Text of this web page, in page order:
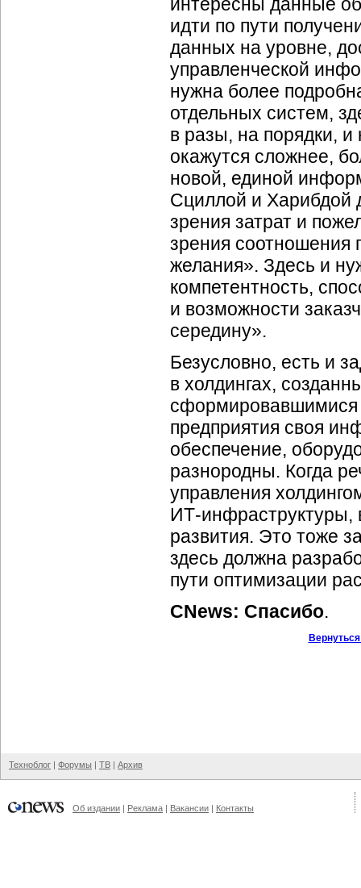
идти по пути
данных на уровне,
управленческой
нужна более
отдельных систем,
в разы, на порядки, и
окажутся сложнее,
новой, единой
Сциллой и Харибдой
зрения затрат и
зрения соотношения
желания». Здесь и
компетентность,
и возможности
середину».
Безусловно, есть и
в холдингах,
предприятия своя
обеспечение,
разнородны. Когда
управления
ИТ-инфраструктуры,
развития. Это тоже
здесь должна
пути оптимизации
CNews: Спасибо.
Техноблог | Форумы | ТВ | Архив
Об издании | Реклама | Вакансии | Контакты